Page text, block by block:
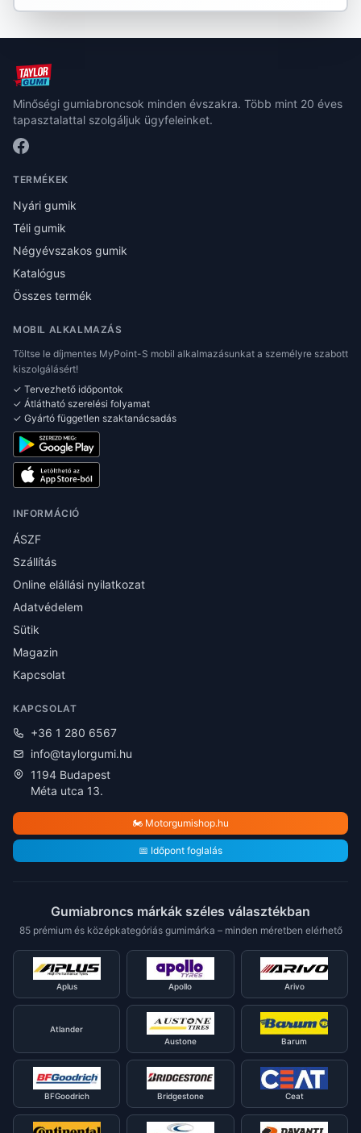
Minőségi gumiabroncsok minden évszakra. Több mint 20 éves
tapasztalattal szolgáljuk ügyfeleinket.
TERMÉKEK
Nyári gumik
Téli gumik
Négyévszakos gumik
Katalógus
Összes termék
MOBIL ALKALMAZÁS
Töltse le díjmentes MyPoint-S mobil alkalmazásunkat a személyre szabott
kiszolgálásért!
✓ Tervezhető időpontok
✓ Átlátható szerelési folyamat
✓ Gyártó független szaktanácsadás
INFORMÁCIÓ
ÁSZF
Szállítás
Online elállási nyilatkozat
Adatvédelem
Sütik
Magazin
Kapcsolat
KAPCSOLAT
+36 1 280 6567
info@taylorgumi.hu
1194 Budapest
Méta utca 13.
🏍️ Motorgumishop.hu
📅 Időpont foglalás
Gumiabroncs márkák széles választékban
85 prémium és középkategóriás gumimárka – minden méretben elérhető
Aplus Apollo Arivo
Atlander
Austone
Barum
BFGoodrich Bridgestone Ceat